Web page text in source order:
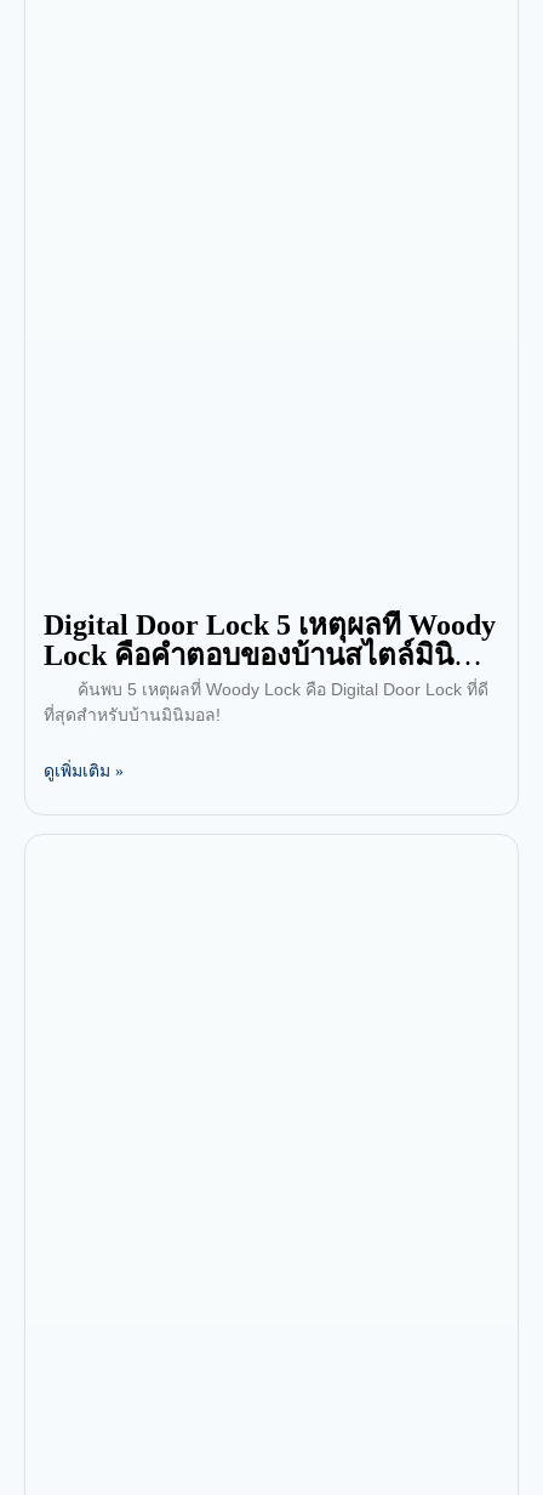
Digital Door Lock 5 เหตุผลที่ Woody
Lock คือคำตอบของบ้านสไตล์มินิ
มอลค้นพบ 5 เหตุผลที่ Woody Lock คือ Digital Door Lock ที่ดี
ที่สุดสำหรับบ้านมินิมอล!
ดูเพิ่มเติม »